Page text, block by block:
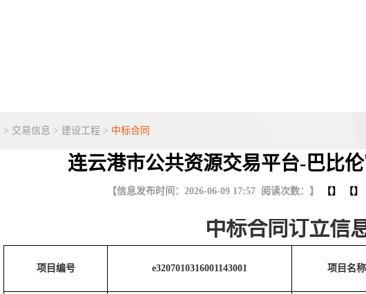
> 交易信息 > 建设工程 > 中标合同
连云港市公共资源交易平台-巴比
【信息发布时间：2026-06-09 17:57 阅读次数：】 【】 【】
中标合同订立信
项目编号 e3207010316001143001 项目名称